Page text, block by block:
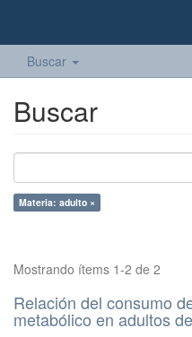
Buscar
Buscar
Materia: adulto ×
Mostrando ítems 1-2 de 2
Relación del consumo
metabólico en adultos